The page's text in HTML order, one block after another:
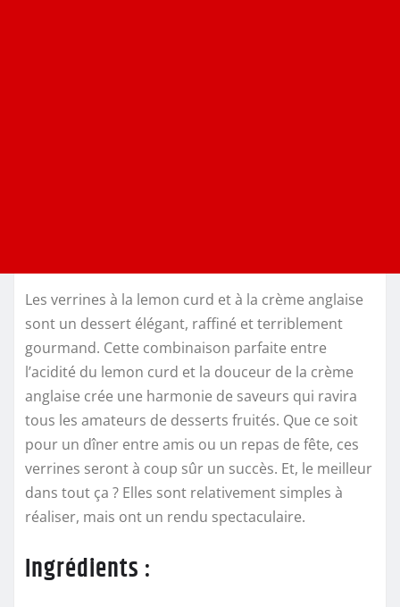
Les verrines à la lemon curd et à la crème anglaise
sont un dessert élégant, raffiné et terriblement
gourmand. Cette combinaison parfaite entre
l’acidité du lemon curd et la douceur de la crème
anglaise crée une harmonie de saveurs qui ravira
tous les amateurs de desserts fruités. Que ce soit
pour un dîner entre amis ou un repas de fête, ces
verrines seront à coup sûr un succès. Et, le meilleur
dans tout ça ? Elles sont relativement simples à
réaliser, mais ont un rendu spectaculaire.
Ingrédients :